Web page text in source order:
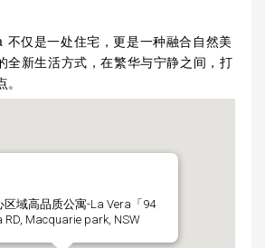
不仅是一处住宅，更是一种融合自然美
全新生活方式，在繁华与宁静之间，打
区域高品质公寓-La Vera「94
RD, Macquarie park, NSW